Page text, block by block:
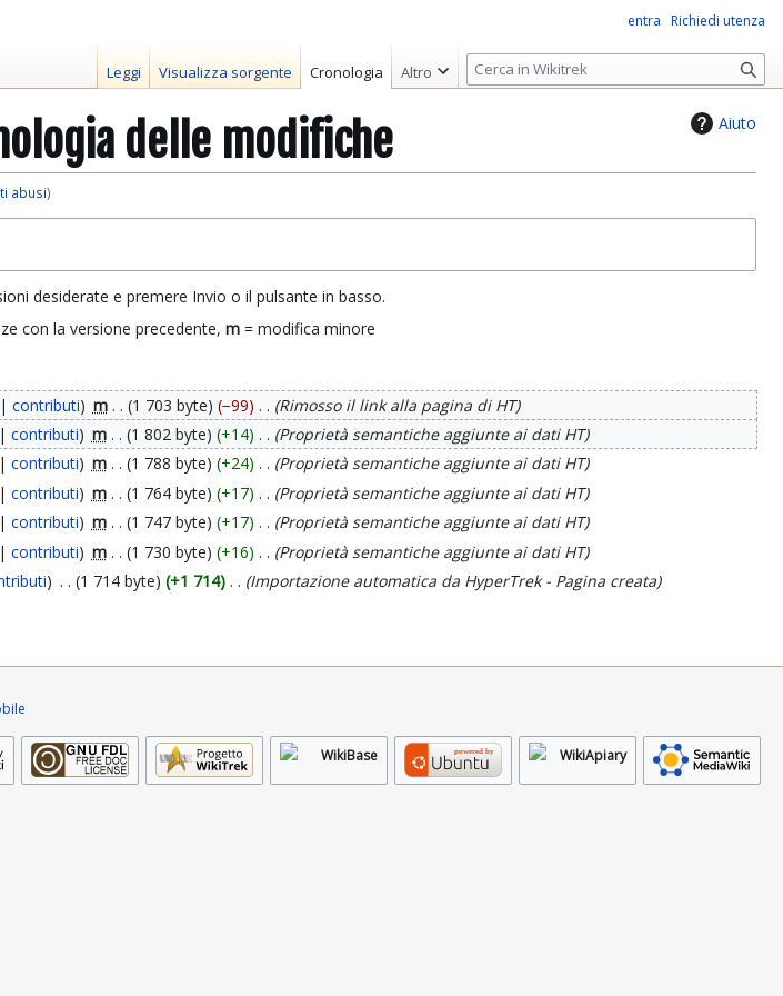
Aiuto
delle modifiche
abusi)
desiderate e premere Invio o il pulsante in basso.
con la versione precedente, m = modifica minore
contributi m 1 703 byte −99 Rimosso il link alla pagina di HT
contributi m 1 802 byte +14 Proprietà semantiche aggiunte ai dati HT
contributi m 1 788 byte +24 Proprietà semantiche aggiunte ai dati HT
contributi m 1 764 byte +17 Proprietà semantiche aggiunte ai dati HT
contributi m 1 747 byte +17
Proprietà semantiche aggiunte ai dati HT
contributi m 1 730 byte +16 Proprietà semantiche aggiunte ai dati HT
1 714 byte +1 714 Importazione automatica da HyperTrek - Pagina creata
entra Richiedi utenza
Leggi Visualizza sorgente Cronologia Altro
R
i
r